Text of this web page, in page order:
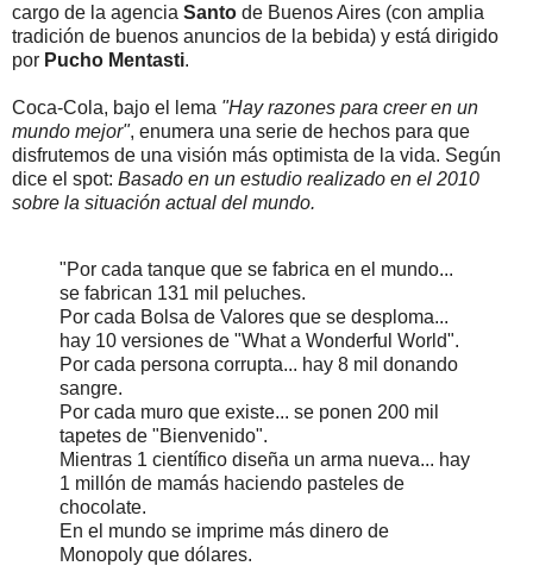
cargo de la agencia Santo de Buenos Aires (con amplia
tradición de buenos anuncios de la bebida) y está dirigido
por Pucho Mentasti.
Coca-Cola, bajo el lema "Hay razones para creer en un
mundo mejor", enumera una serie de hechos para que
disfrutemos de una visión más optimista de la vida. Según
dice el spot: Basado en un estudio realizado en el 2010
sobre la situación actual del mundo.
"Por cada tanque que se fabrica en el mundo...
se fabrican 131 mil peluches.
Por cada Bolsa de Valores que se desploma...
hay 10 versiones de "What a Wonderful World".
Por cada persona corrupta... hay 8 mil donando
sangre.
Por cada muro que existe... se ponen 200 mil
tapetes de "Bienvenido".
Mientras 1 científico diseña un arma nueva... hay
1 millón de mamás haciendo pasteles de
chocolate.
En el mundo se imprime más dinero de
Monopoly que dólares.